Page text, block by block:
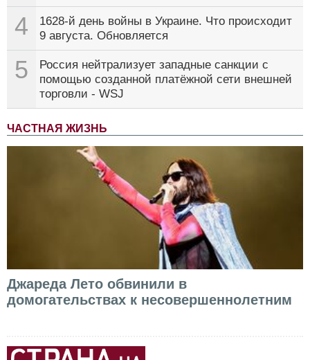
4
1628-й день войны в Украине. Что происходит
9 августа. Обновляется
5
Россия нейтрализует западные санкции с
помощью созданной платёжной сети внешней
торговли - WSJ
ЧАСТНАЯ ЖИЗНЬ
Джареда Лето обвинили в
домогательствах к несовершеннолетним